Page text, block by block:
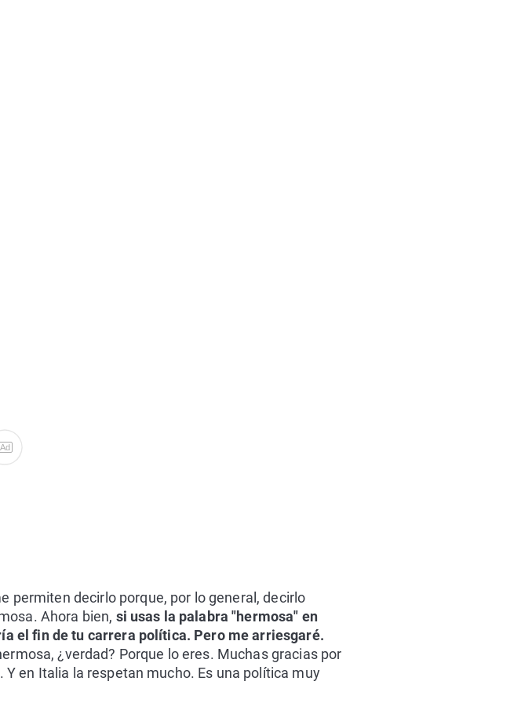
Ad
permiten decirlo porque, por lo general, decirlo
Ahora bien, si usas la palabra "hermosa" en
el fin de tu carrera política. Pero me arriesgaré.
¿verdad? Porque lo eres. Muchas gracias por
en Italia la respetan mucho. Es una política muy